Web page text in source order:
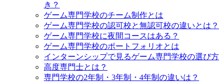
き？
ゲーム専門学校のチーム制作とは
ゲーム専門学校の認可校と無認可校の違いとは？
ゲーム専門学校に夜間コースはある？
ゲーム専門学校のポートフォリオとは
インターンシップで見るゲーム専門学校の選び方
高度専門士とは？
専門学校の2年制・3年制・4年制の違いは？